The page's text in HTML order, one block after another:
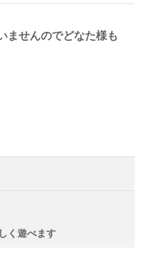
ませんのでどなた様も
く遊べます